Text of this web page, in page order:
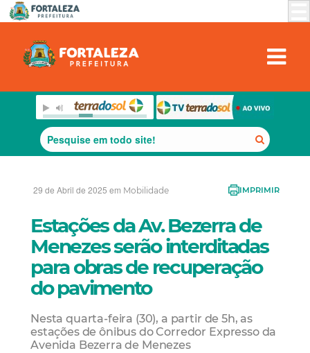
29 de Abril de 2025 em Mobilidade IMPRIMIR
Estações da Av. Bezerra de
Menezes serão interditadas
para obras de recuperação
do pavimento
Nesta quarta-feira (30), a partir de 5h, as
estações de ônibus do Corredor Expresso da
Avenida Bezerra de Menezes